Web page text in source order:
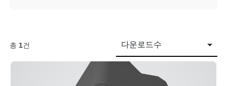
총 1건 다운로드수